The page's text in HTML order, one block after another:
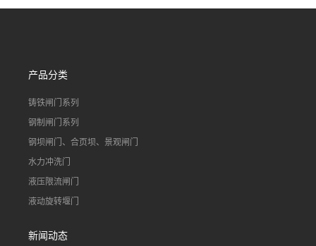
道水库电站污水处理钢制闸
产品分类
铸铁闸门系列
钢制闸门系列
钢坝闸门、合页坝、景观闸门
水力冲洗门
液压限流闸门
液动旋转堰门
新闻动态